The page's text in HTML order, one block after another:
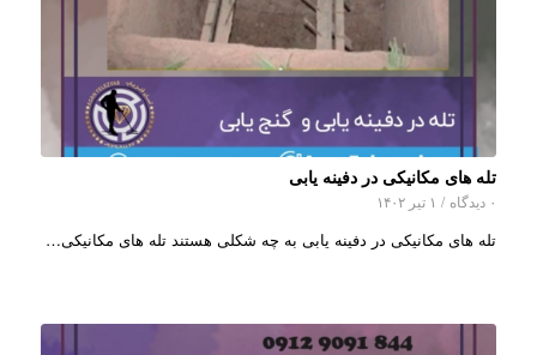
تله های مکانیکی در دفینه یابی
۰ دیدگاه / ۱ تیر ۱۴۰۲
تله های مکانیکی در دفینه یابی به چه شکلی هستند تله های مکانیکی…